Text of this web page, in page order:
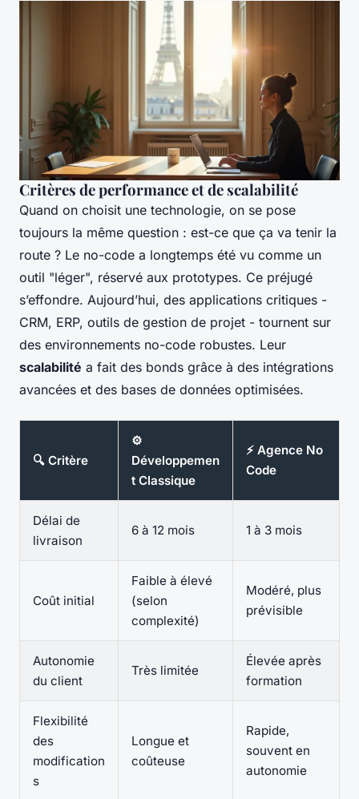
Critères de performance et de scalabilité
Quand on choisit une technologie, on se pose
toujours la même question : est-ce que ça va tenir la
route ? Le no-code a longtemps été vu comme un
outil "léger", réservé aux prototypes. Ce préjugé
s’effondre. Aujourd’hui, des applications critiques -
CRM, ERP, outils de gestion de projet - tournent sur
des environnements no-code robustes. Leur
scalabilité a fait des bonds grâce à des intégrations
avancées et des bases de données optimisées.
🔍 Critère
⚙️
Développemen
t Classique
⚡ Agence No
Code
Délai de
livraison
6 à 12 mois 1 à 3 mois
Coût initial
Faible à élevé
(selon
complexité)
Modéré, plus
prévisible
Autonomie
du client
Très limitée
Élevée après
formation
Flexibilité
des
modification
s
Longue et
coûteuse
Rapide,
souvent en
autonomie